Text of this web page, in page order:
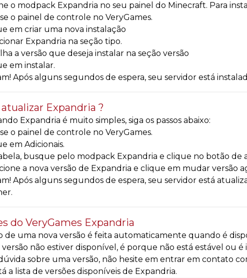
o modpack Expandria no seu painel do Minecraft. Para
o painel de controle no VeryGames.
em criar uma nova instalação
Expandria na seção tipo.
a versão que deseja instalar na seção versão
em instalar.
Após alguns segundos de espera, seu servidor está
Expandria ?
Expandria é muito simples, siga os passos abaixo:
o painel de controle no VeryGames.
em Adicionais.
busque pelo modpack Expandria e clique no botão de
a nova versão de Expandria e clique em mudar versão
Após alguns segundos de espera, seu servidor está
do VeryGames Expandria
de uma nova versão é feita automaticamente quando é
versão não estiver disponível, é porque não está estável ou
sobre uma versão, não hesite em entrar em contato
a lista de versões disponíveis de Expandria.